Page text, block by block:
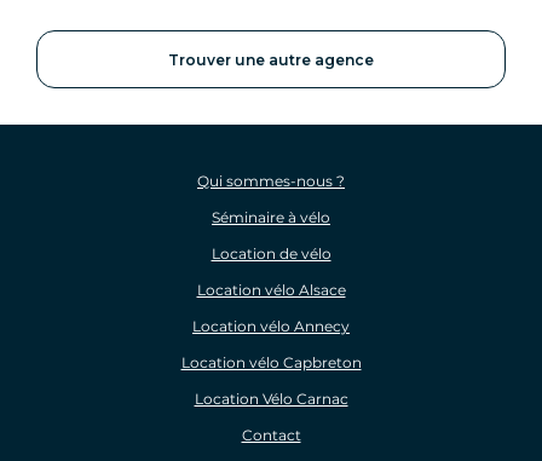
Trouver une autre agence
Qui sommes-nous ?
Séminaire à vélo
Location de vélo
Location vélo Alsace
Location vélo Annecy
Location vélo Capbreton
Location Vélo Carnac
Contact